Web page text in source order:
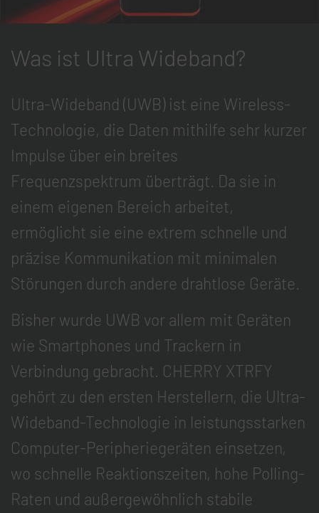
Was ist Ultra Wideband?
Ultra-Wideband (UWB) ist eine Wireless-
Technologie, die Daten mithilfe sehr kurzer
Impulse über ein breites
Frequenzspektrum überträgt. Da sie in
einem eigenen Bereich arbeitet,
ermöglicht sie eine extrem schnelle und
präzise Kommunikation mit minimalen
Störungen durch andere drahtlose Geräte.
Bisher wurde UWB vor allem mit Geräten
wie Smartphones und Trackern in
Verbindung gebracht. CHERRY XTRFY
gehört zu den ersten Herstellern, die Ultra-
Wideband-Technologie in leistungsstarken
Computer-Peripheriegeräten einsetzen,
wo schnelle Reaktionszeiten, hohe Polling-
Raten und außergewöhnlich stabile